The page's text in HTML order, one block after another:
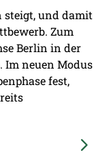
steigt, und damit
Zum
Berlin in der
Im neuen Modus
fest,